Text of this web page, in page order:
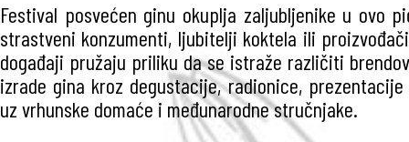
Festival posvećen ginu okuplja zaljubljenike u ovo
strastveni konzumenti, ljubitelji koktela ili
događaji pružaju priliku da se istraže različiti
izrade gina kroz degustacije, radionice,
uz vrhunske domaće i međunarodne stručnjake.